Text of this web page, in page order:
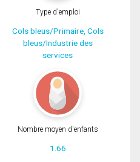
Type d'emploi
Cols bleus/Primaire, Cols
bleus/Industrie des
services
Nombre moyen d'enfants
1.66